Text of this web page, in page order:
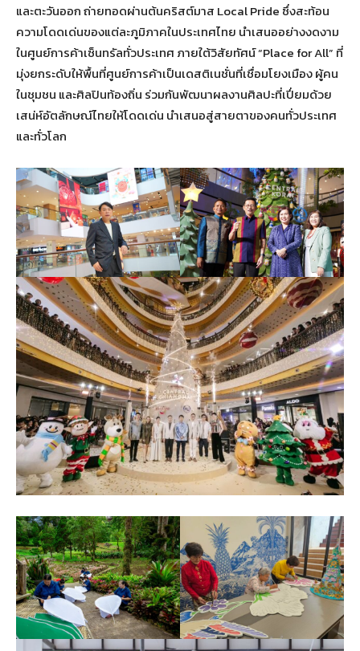
และตะวันออก ถ่ายทอดผ่านต้นคริสต์มาส Local Pride ซึ่งสะท้อน
ความโดดเด่นของแต่ละภูมิภาคในประเทศไทย นำเสนออย่างงดงาม
ในศูนย์การค้าเซ็นทรัลทั่วประเทศ ภายใต้วิสัยทัศน์ “Place for All” ที่
มุ่งยกระดับให้พื้นที่ศูนย์การค้าเป็นเดสติเนชั่นที่เชื่อมโยงเมือง ผู้คน
ในชุมชน และศิลปินท้องถิ่น ร่วมกันพัฒนาผลงานศิลปะที่เปี่ยมด้วย
เสน่ห์อัตลักษณ์ไทยให้โดดเด่น นำเสนอสู่สายตาของคนทั่วประเทศ
และทั่วโลก